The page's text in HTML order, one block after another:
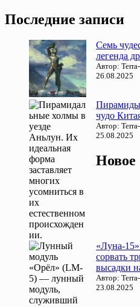
Последние записи
Семь
легенда
Автор:
26.08.2025
Пирамиды
чудо
Автор:
25.08.2025
Новое
«Луна-
сорвать
высадки
Автор:
23.08.2025